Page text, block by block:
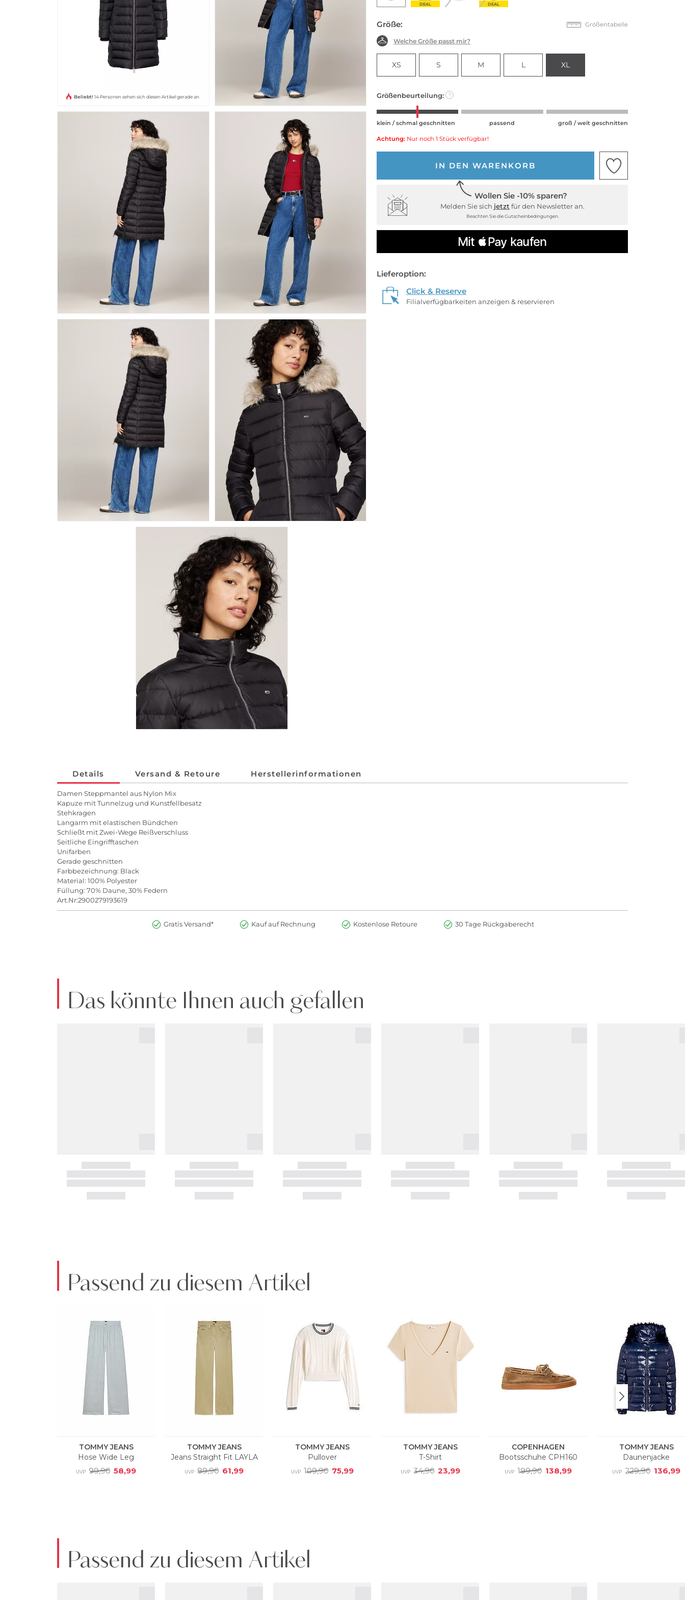
Beliebt! 14 Personen sehen sich diesen Artikel gerade an
DEAL DEAL
Größe: Größentabelle
Welche Größe passt mir?
XS S M L XL
Größenbeurteilung: ?
klein / schmal geschnitten passend groß / weit geschnitten
Achtung: Nur noch 1 Stück verfügbar!
IN DEN WARENKORB
Wollen Sie -10% sparen?
Melden Sie sich jetzt für den Newsletter an.
Beachten Sie die Gutscheinbedingungen.
Lieferoption:
Click & Reserve
Filialverfügbarkeiten anzeigen & reservieren
Details Versand & Retoure Herstellerinformationen
Damen Steppmantel aus Nylon Mix
Kapuze mit Tunnelzug und Kunstfellbesatz
Stehkragen
Langarm mit elastischen Bündchen
Schließt mit Zwei-Wege Reißverschluss
Seitliche Eingrifftaschen
Unifarben
Gerade geschnitten
Farbbezeichnung: Black
Material: 100% Polyester
Füllung: 70% Daune, 30% Federn
Art.Nr:2900279193619
Gratis Versand* Kauf auf Rechnung Kostenlose Retoure 30 Tage Rückgaberecht
Das könnte Ihnen auch gefallen
Passend zu diesem Artikel
Passend zu diesem Artikel